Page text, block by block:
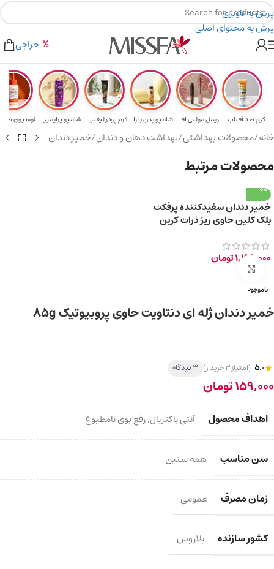
پرش به ناوبری
پرش به محتوای اصلی
۲٪ تخفیف روی سبد خرید برای روش کارت به کارت
هدیه برای خرید های بالای ۵ میلیون تومن
حراجی
کرم ضد آفتاب حا... ریمل مولتی افکت... شامپو بدن با را... کرم پودر لیفتین... شامپو پرایمیر پ...
خانه/محصولات بهداشتی/بهداشت دهان و دندان/خمیر دندان
محصولات مرتبط
خمیر دندان سفیدکننده پرفکت
بلک کلین حاوی ریز ذرات کربن
1,198,000تومان
ناموجود
برای بزرگ‌نمایی کلیک کنید
خمیر دندان ژله ای دنتاویت حاوی پروبیوتیک 85g
5.0 (امتیاز 3 خریدار) 3 دیدگاه
159,000تومان
اهداف محصول آنتی باکتریال,رفع بوی نامطبوع
سن مناسب همه سنین
زمان مصرف عمومی
کشور سازنده بلاروس